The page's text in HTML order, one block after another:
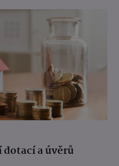
a úvěrů